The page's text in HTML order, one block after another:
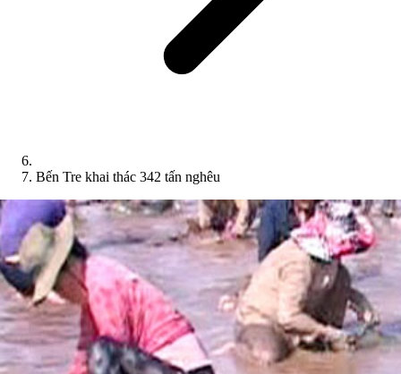
Bến Tre khai thác 342 tấn nghêu